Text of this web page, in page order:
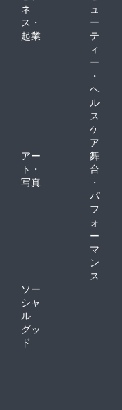
ネ
ス・
起業
ュ
ー
テ
ィ
ー
・
ヘ
ル
ス
ケ
ア
アー
ト・
写真
舞
台
・
パ
フ
ォ
ー
マ
ン
ス
ソー
シャ
ル
グッ
ド